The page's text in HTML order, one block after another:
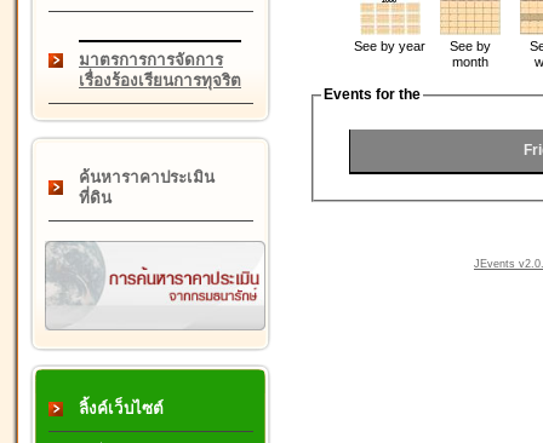
มาตรการการจัดการ
เรื่องร้องเรียนการทุจริต
ค้นหาราคาประเมิน
ที่ดิน
ลิ้งค์เว็บไซต์
See by year
See by
month
Events for the
JEvents